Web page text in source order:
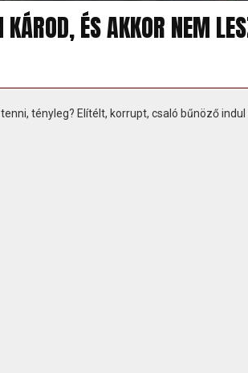
ÉS AKKOR NEM
tényleg? Elítélt, korrupt, csaló bűnöző